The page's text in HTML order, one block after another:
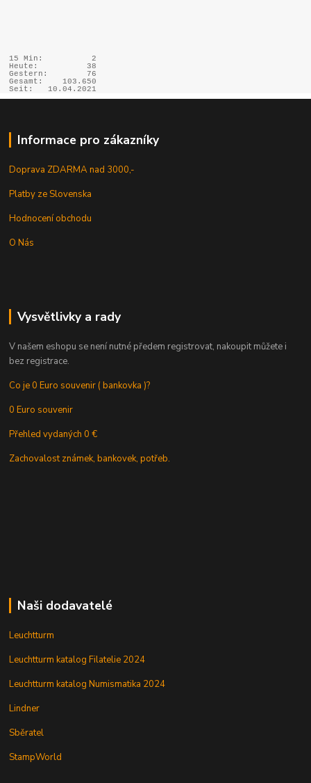
15 Min:
2
Heute:
38
Gestern:
76
Gesamt:
103.650
Seit:
10.04.2021
Informace pro zákazníky
Doprava ZDARMA nad 3000,-
Platby ze Slovenska
Hodnocení obchodu
O Nás
Vysvětlivky a rady
V našem eshopu se není nutné předem registrovat, nakoupit můžete i
bez registrace.
Co je 0 Euro souvenir ( bankovka )?
0 Euro souvenir
Přehled vydaných 0 €
Zachovalost známek, bankovek, potřeb.
Naši dodavatelé
Leuchtturm
Leuchtturm katalog Filatelie 2024
Leuchtturm katalog Numismatika 2024
Lindner
Sběratel
StampWorld